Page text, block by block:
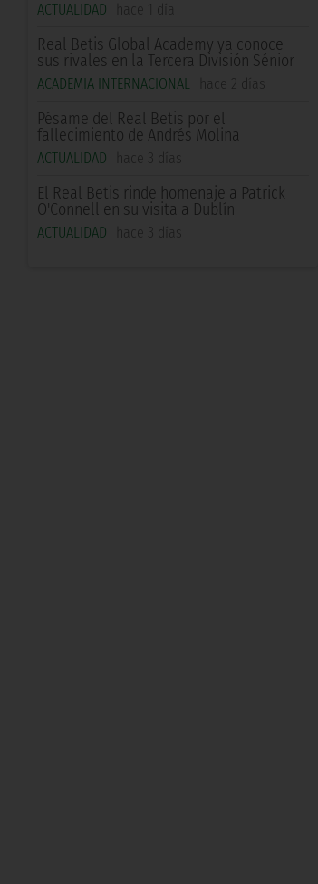
ACTUALIDAD hace 1 día
Real Betis Global Academy ya conoce
sus rivales en la Tercera División Sénior
ACADEMIA INTERNACIONAL hace 2 días
Pésame del Real Betis por el
fallecimiento de Andrés Molina
ACTUALIDAD hace 3 días
El Real Betis rinde homenaje a Patrick
O'Connell en su visita a Dublín
ACTUALIDAD hace 3 días